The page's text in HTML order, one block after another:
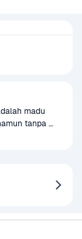
madu
tanpa
mereka
alami